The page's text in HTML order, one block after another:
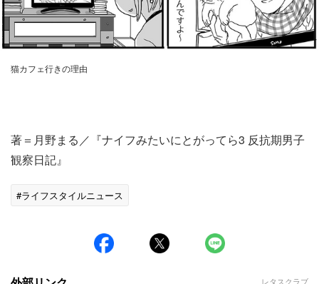
猫カフェ行きの理由
著＝月野まる／『ナイフみたいにとがってら3 反抗期男子
観察日記』
#ライフスタイルニュース
レタスクラブ